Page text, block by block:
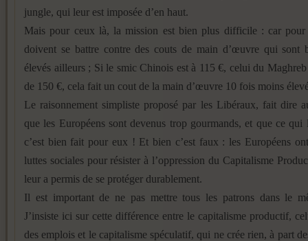
jungle, qui leur est imposée d’en haut.
Mais pour ceux là, la mission est bien plus difficile : car pour
doivent se battre contre des couts de main d’œuvre qui sont
élevés ailleurs ; Si le smic Chinois est à 115 €, celui du
de 150 €, cela fait un cout de la main d’œuvre 10 fois moins
Le raisonnement simpliste proposé par les Libéraux, fait dire
que les Européens sont devenus trop gourmands, et que ce qui
c’est bien fait pour eux ! Et bien c’est faux : les Européens
luttes sociales pour résister à l’oppression du Capitalisme
leur a permis de se protéger durablement.
Il est important de ne pas mettre tous les patrons dans le
J’insiste ici sur cette différence entre le capitalisme productif,
des emplois et le capitalisme spéculatif, qui ne crée rien, à part